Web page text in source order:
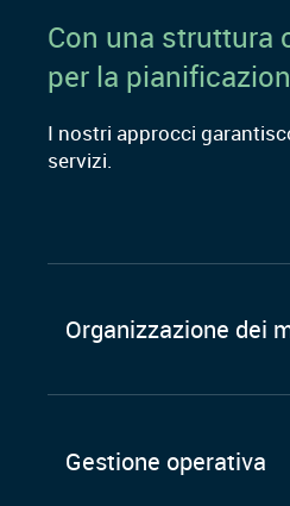
Con una struttura
per la
I nostri approcci
servizi.
Organizzazione dei
Gestione operativa